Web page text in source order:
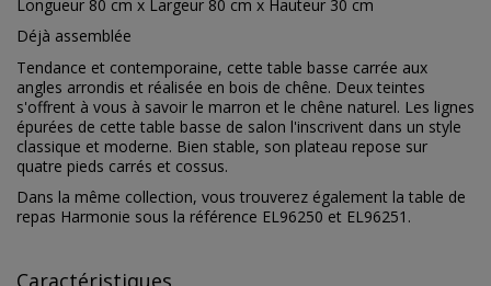
Longueur 80 cm x Largeur 80 cm x Hauteur 30 cm
Déjà assemblée
Tendance et contemporaine, cette table basse carrée aux
angles arrondis et réalisée en bois de chêne. Deux teintes
s'offrent à vous à savoir le marron et le chêne naturel. Les lignes
épurées de cette table basse de salon l'inscrivent dans un style
classique et moderne. Bien stable, son plateau repose sur
quatre pieds carrés et cossus.
Dans la même collection, vous trouverez également la table de
repas Harmonie sous la référence EL96250 et EL96251.
Caractéristiques